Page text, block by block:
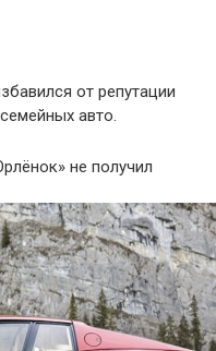
от репутации
авто.
не получил